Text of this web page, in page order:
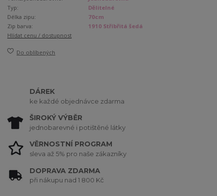
Typ:
Dělitelné
Délka zipu:
70cm
Zip barva:
1910 Stříbřitá šedá
Hlídat cenu / dostupnost
Do oblíbených
DÁREK
ke každé objednávce zdarma
ŠIROKÝ VÝBĚR
jednobarevné i potištěné látky
VĚRNOSTNÍ PROGRAM
sleva až 5% pro naše zákazníky
DOPRAVA ZDARMA
při nákupu nad 1 800 Kč